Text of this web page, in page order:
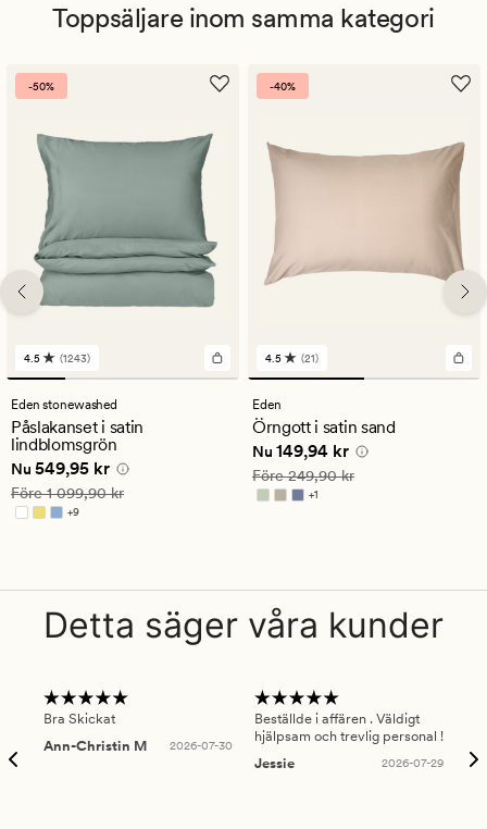
Toppsäljare inom samma kategori
-50%
1243
omdömen
med
ett
genomsnittligt
betyg
på
4.5
4.5 (1243)
Eden stonewashed
Påslakanset i satin
lindblomsgrön
Nuvarande pris
Nu 549,95 kr
Ordinarie pris 1 099,90 kr
Före1 099,90 kr
+9
Finns i fler färger
-40%
21
omdömen
med
ett
genomsnittligt
betyg
på
4.5
4.5 (21)
Eden
Örngott i satin sand
Nuvarande pris
Nu 149,94 kr
Ordinarie pris 249,90 kr
Före249,90 kr
+1
Finns i fler färger
Detta säger våra kunder
Bra Skickat
Ann-Christin M
2026-07-30
Beställde i affären . Väldigt
hjälpsam och trevlig personal !
Jessie
2026-07-29